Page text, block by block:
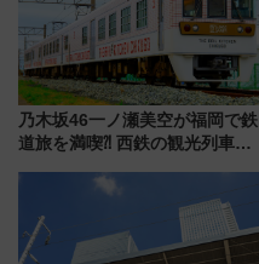
乃木坂46一ノ瀬美空が福岡で鉄
道旅を満喫⁈ 西鉄の観光列車
CHIKUGO」で巡る福岡･太宰
府･柳川の旅！YouTubeが公開
に